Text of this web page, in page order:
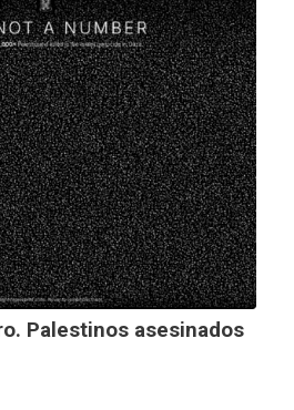
Palestinos asesinados